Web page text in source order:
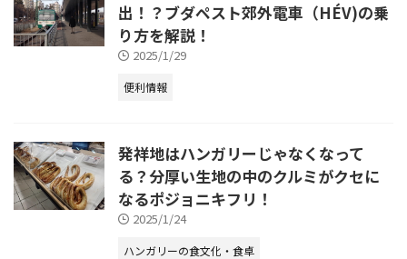
出！？ブダペスト郊外電車（HÉV)の乗
り方を解説！
2025/1/29
便利情報
発祥地はハンガリーじゃなくなって
る？分厚い生地の中のクルミがクセに
なるポジョニキフリ！
2025/1/24
ハンガリーの食文化・食卓